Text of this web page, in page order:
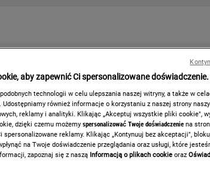
URZĄDZENIA
krokach. Możesz zarejestrować
aby zapewnić Ci spersonalizowane doświadczenie.
technologii w celu ulepszania naszej witryny, a także w
również informacje o korzystaniu z naszej strony
reklamy i analityki. Klikając „Akceptuj wszystkie pliki cookie",
dzięki czemu możemy spersonalizować Twoje doświadczenie na
spersonalizowane reklamy. Klikając „Kontynuuj bez akceptacji",
na Twoje doświadczenie przeglądania oraz usługi, które
zapoznaj się z naszą Informacją o plikach cookie oraz